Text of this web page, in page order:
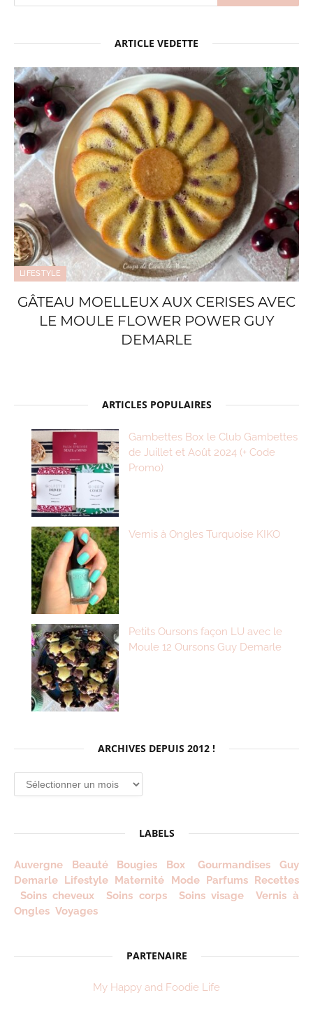
ARTICLE VEDETTE
LIFESTYLE
GÂTEAU MOELLEUX AUX CERISES AVEC
LE MOULE FLOWER POWER GUY
DEMARLE
ARTICLES POPULAIRES
Gambettes Box le Club Gambettes
de Juillet et Août 2024 (+ Code
Promo)
Vernis à Ongles Turquoise KIKO
Petits Oursons façon LU avec le
Moule 12 Oursons Guy Demarle
ARCHIVES DEPUIS 2012 !
Archives
depuis
LABELS
Auvergne Beauté Bougies Box Gourmandises
Guy
Demarle Lifestyle Maternité Mode Parfums Recettes
Soins cheveux
Soins corps Soins visage
Vernis à
Ongles Voyages
PARTENAIRE
My Happy and Foodie Life